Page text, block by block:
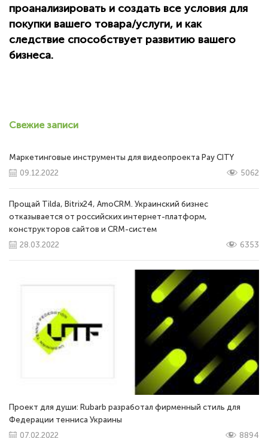
проанализировать и создать все условия для
покупки вашего товара/услуги, и как
следствие способствует развитию вашего
бизнеса.
Свежие записи
Маркетинговые инструменты для видеопроекта Pay CITY
09.12.2022
5062
Прощай Tilda, Bitrix24, AmoCRM. Украинский бизнес
отказывается от российских интернет-платформ,
конструкторов сайтов и CRM-систем
28.03.2022
6353
Проект для души: Rubarb разработал фирменный стиль для
Федерации тенниса Украины
07.02.2022
8894